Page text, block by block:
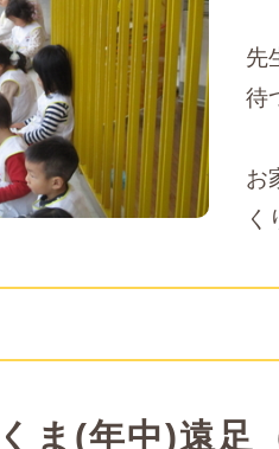
先
待
お
く
ま(年中)遠足